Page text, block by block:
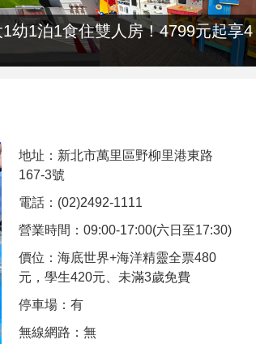
幼1泊1食住雙人房！4799元起享4
地址：新北市萬里區野柳里港東路
167-3號
電話：(02)2492-1111
營業時間：09:00-17:00(六日至17:30)
價位：海底世界+海洋精靈全票480
元，學生420元、未滿3歲免費
停車場：有
無線網路：無